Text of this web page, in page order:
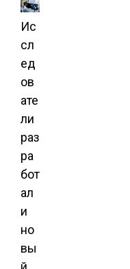
Ис
сл
ед
ов
ате
ли
раз
ра
бот
ал
и
но
вы